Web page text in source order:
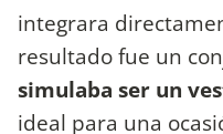
integrara
resultado fue un
simulaba ser un
ideal para una